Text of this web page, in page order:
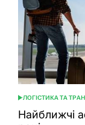
ОПУБЛІКУВАТИ
У
ЛОГІСТИКА ТА
Найближчі